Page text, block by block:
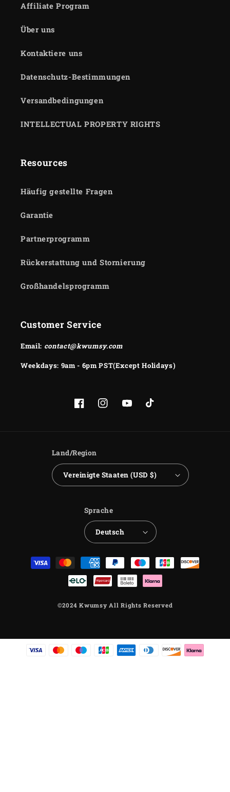
Affiliate Program
Über uns
Kontaktiere uns
Datenschutz-Bestimmungen
Versandbedingungen
INTELLECTUAL PROPERTY RIGHTS
Resources
Häufig gestellte Fragen
Garantie
Partnerprogramm
Rückerstattung und Stornierung
Großhandelsprogramm
Customer Service
Email: contact@kwumsy.com
Weekdays: 9am - 6pm PST(Except Holidays)
FacebookInstagramYouTubeTikTok
Land/Region
Vereinigte Staaten (USD $)
Sprache
Deutsch
Zahlungsmethoden
©2024 Kwumsy All Rights Reserved